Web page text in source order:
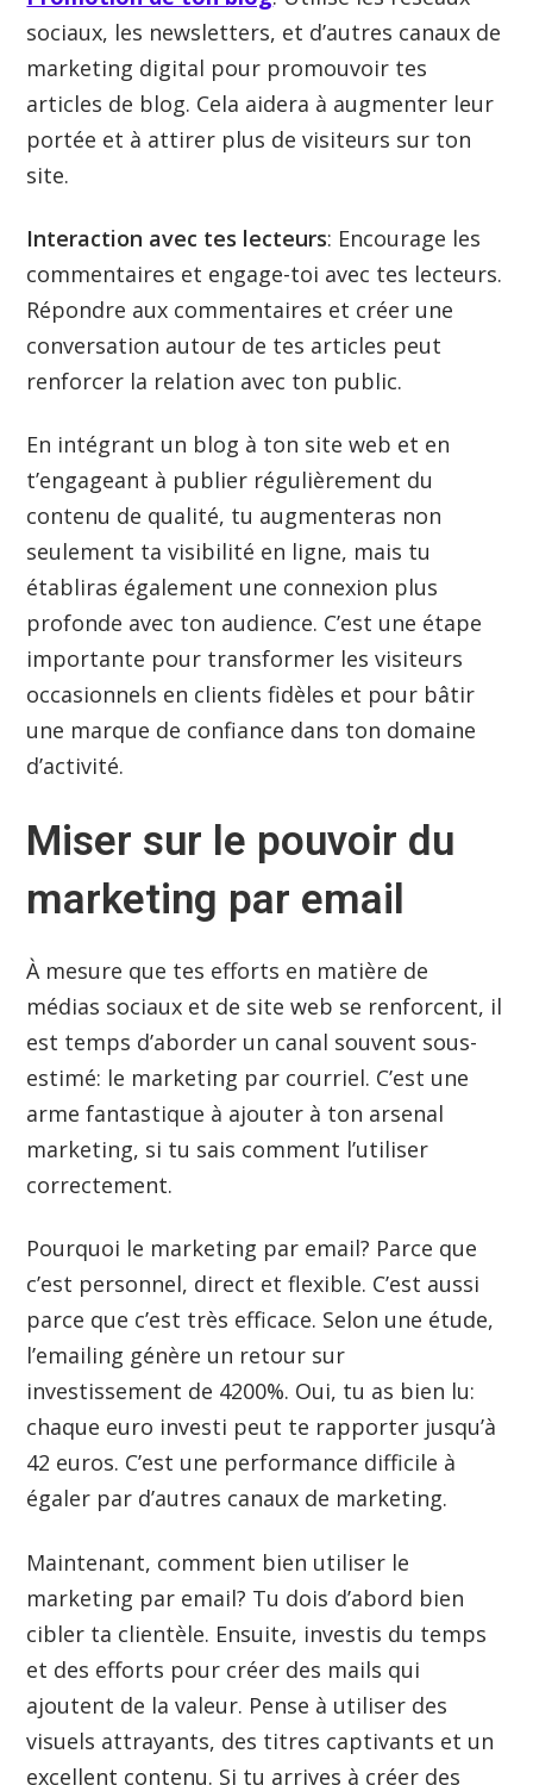
sociaux, les newsletters, et d’autres canaux de
marketing digital pour promouvoir tes
articles de blog. Cela aidera à augmenter leur
portée et à attirer plus de visiteurs sur ton
site.
Interaction avec tes lecteurs: Encourage les
commentaires et engage-toi avec tes lecteurs.
Répondre aux commentaires et créer une
conversation autour de tes articles peut
renforcer la relation avec ton public.
En intégrant un blog à ton site web et en
t’engageant à publier régulièrement du
contenu de qualité, tu augmenteras non
seulement ta visibilité en ligne, mais tu
établiras également une connexion plus
profonde avec ton audience. C’est une étape
importante pour transformer les visiteurs
occasionnels en clients fidèles et pour bâtir
une marque de confiance dans ton domaine
d’activité.
Miser sur le pouvoir du
marketing par email
À mesure que tes efforts en matière de
médias sociaux et de site web se renforcent, il
est temps d’aborder un canal souvent sous-
estimé: le marketing par courriel. C’est une
arme fantastique à ajouter à ton arsenal
marketing, si tu sais comment l’utiliser
correctement.
Pourquoi le marketing par email? Parce que
c’est personnel, direct et flexible. C’est aussi
parce que c’est très efficace. Selon une étude,
l’emailing génère un retour sur
investissement de 4200%. Oui, tu as bien lu:
chaque euro investi peut te rapporter jusqu’à
42 euros. C’est une performance difficile à
égaler par d’autres canaux de marketing.
Maintenant, comment bien utiliser le
marketing par email? Tu dois d’abord bien
cibler ta clientèle. Ensuite, investis du temps
et des efforts pour créer des mails qui
ajoutent de la valeur. Pense à utiliser des
visuels attrayants, des titres captivants et un
excellent contenu. Si tu arrives à créer des